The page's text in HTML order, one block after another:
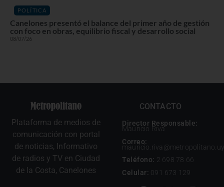
POLÍTICA
Canelones presentó el balance del primer año de gestión
con foco en obras, equilibrio fiscal y desarrollo social
08/07/26
Plataforma de medios de
comunicación con portal
de noticias, Informativo
de radios y TV en Ciudad
de la Costa, Canelones
CONTACTO
Director Responsable:
Mauricio Riva
Correo:
mauricio.riva@metropolitano.uy
Teléfono: 2 698 78 66
Celular: 091 673 129